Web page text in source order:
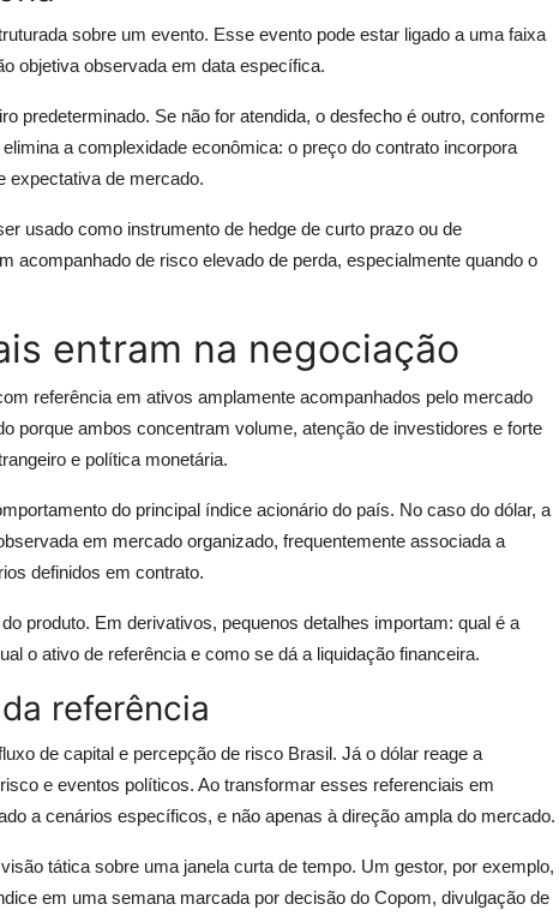
sobre um evento. Esse evento pode estar ligado a uma faixa
objetiva observada em data específica.
predeterminado. Se não for atendida, o desfecho é outro, conforme
a complexidade econômica: o preço do contrato incorpora
expectativa de mercado.
usado como instrumento de hedge de curto prazo ou de
acompanhado de risco elevado de perda, especialmente quando o
entram na negociação
referência em ativos amplamente acompanhados pelo mercado
porque ambos concentram volume, atenção de investidores e forte
e política monetária.
do principal índice acionário do país. No caso do dólar, a
em mercado organizado, frequentemente associada a
definidos em contrato.
produto. Em derivativos, pequenos detalhes importam: qual é a
o ativo de referência e como se dá a liquidação financeira.
referência
de capital e percepção de risco Brasil. Já o dólar reage a
e eventos políticos. Ao transformar esses referenciais em
a cenários específicos, e não apenas à direção ampla do mercado.
tática sobre uma janela curta de tempo. Um gestor, por exemplo,
em uma semana marcada por decisão do Copom, divulgação de